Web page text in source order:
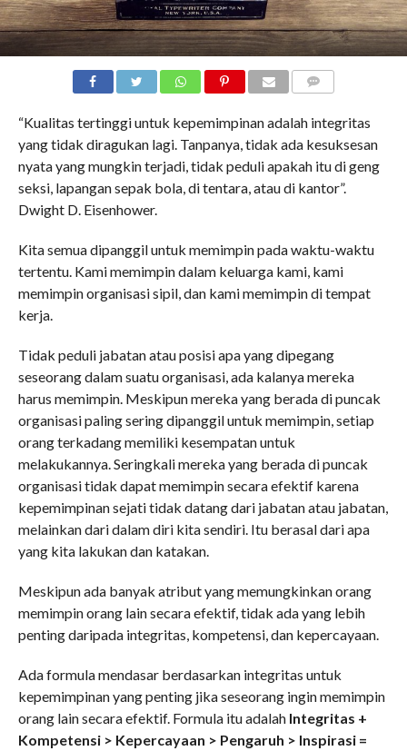
“Kualitas tertinggi untuk kepemimpinan adalah integritas
yang tidak diragukan lagi. Tanpanya, tidak ada kesuksesan
nyata yang mungkin terjadi, tidak peduli apakah itu di geng
seksi, lapangan sepak bola, di tentara, atau di kantor”.
Dwight D. Eisenhower.
Kita semua dipanggil untuk memimpin pada waktu-waktu
tertentu. Kami memimpin dalam keluarga kami, kami
memimpin organisasi sipil, dan kami memimpin di tempat
kerja.
Tidak peduli jabatan atau posisi apa yang dipegang
seseorang dalam suatu organisasi, ada kalanya mereka
harus memimpin. Meskipun mereka yang berada di puncak
organisasi paling sering dipanggil untuk memimpin, setiap
orang terkadang memiliki kesempatan untuk
melakukannya. Seringkali mereka yang berada di puncak
organisasi tidak dapat memimpin secara efektif karena
kepemimpinan sejati tidak datang dari jabatan atau jabatan,
melainkan dari dalam diri kita sendiri. Itu berasal dari apa
yang kita lakukan dan katakan.
Meskipun ada banyak atribut yang memungkinkan orang
memimpin orang lain secara efektif, tidak ada yang lebih
penting daripada integritas, kompetensi, dan kepercayaan.
Ada formula mendasar berdasarkan integritas untuk
kepemimpinan yang penting jika seseorang ingin memimpin
orang lain secara efektif. Formula itu adalah Integritas +
Kompetensi > Kepercayaan > Pengaruh > Inspirasi =